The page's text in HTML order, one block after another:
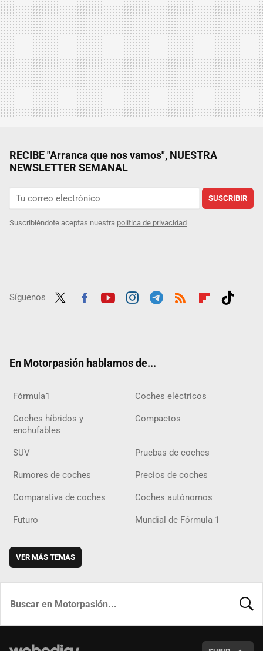
RECIBE "Arranca que nos vamos", NUESTRA
NEWSLETTER SEMANAL
SUSCRIBIR
Suscribiéndote aceptas nuestra política de privacidad
Síguenos
En Motorpasión hablamos de...
Fórmula1 Coches eléctricos
Coches híbridos y
enchufables
Compactos
SUV Pruebas de coches
Rumores de coches Precios de coches
Comparativa de coches Coches autónomos
Futuro Mundial de Fórmula 1
VER MÁS TEMAS